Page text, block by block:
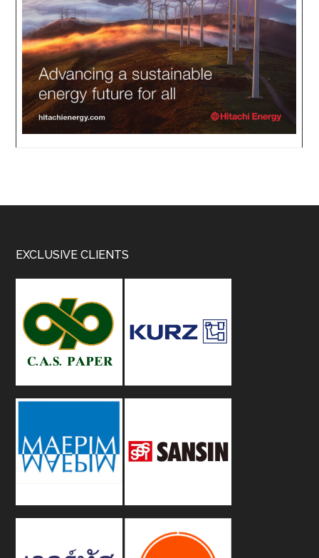
Footer
EXCLUSIVE CLIENTS